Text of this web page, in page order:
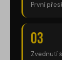
První
03
Zvednutí